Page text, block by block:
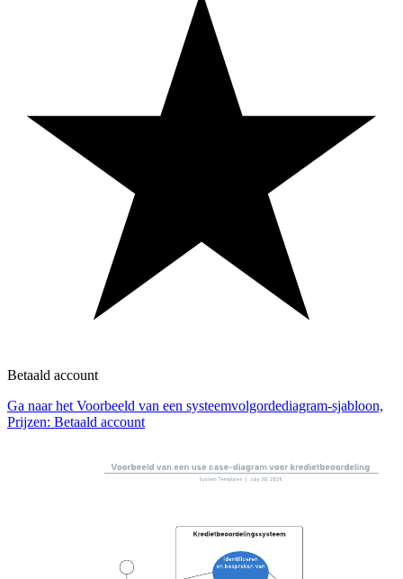
Betaald account
Ga naar het Voorbeeld van een systeemvolgordediagram-sjabloon,
Prijzen: Betaald account